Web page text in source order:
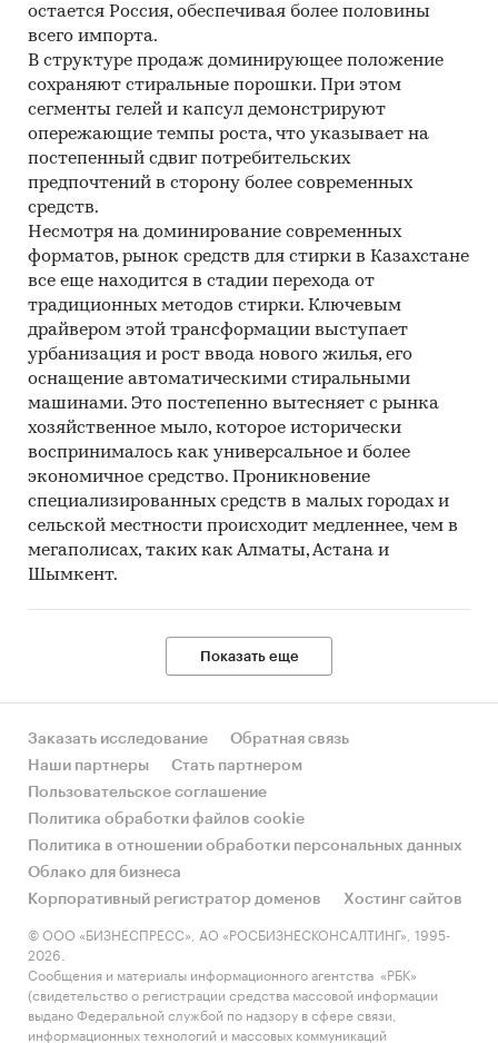
остается Россия, обеспечивая более половины
всего импорта.
В структуре продаж доминирующее положение
сохраняют стиральные порошки. При этом
сегменты гелей и капсул демонстрируют
опережающие темпы роста, что указывает на
постепенный сдвиг потребительских
предпочтений в сторону более современных
средств.
Несмотря на доминирование современных
форматов, рынок средств для стирки в Казахстане
все еще находится в стадии перехода от
традиционных методов стирки. Ключевым
драйвером этой трансформации выступает
урбанизация и рост ввода нового жилья, его
оснащение автоматическими стиральными
машинами. Это постепенно вытесняет с рынка
хозяйственное мыло, которое исторически
воспринималось как универсальное и более
экономичное средство. Проникновение
специализированных средств в малых городах и
сельской местности происходит медленнее, чем в
мегаполисах, таких как Алматы, Астана и
Шымкент.
Показать еще
Заказать исследование
Обратная связь
Наши партнеры
Стать партнером
Пользовательское соглашение
Политика обработки файлов cookie
Политика в отношении обработки персональных данных
Облако для бизнеса
Корпоративный регистратор доменов
Хостинг сайтов
© ООО «БИЗНЕСПРЕСС», АО «РОСБИЗНЕСКОНСАЛТИНГ», 1995-
2026.
Сообщения и материалы информационного агентства «РБК»
(свидетельство о регистрации средства массовой информации
выдано Федеральной службой по надзору в сфере связи,
информационных технологий и массовых коммуникаций